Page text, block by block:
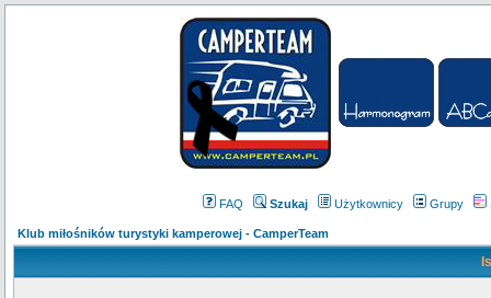
FAQ Szukaj Użytkownicy Grupy
Klub miłośników turystyki kamperowej - CamperTeam